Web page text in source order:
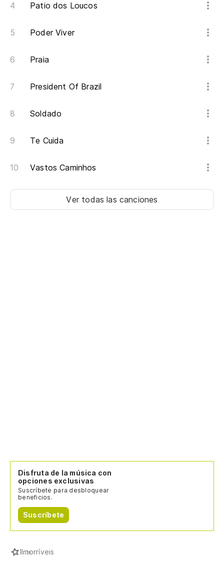
Patio dos Loucos
Poder Viver
Praia
President Of Brazil
Soldado
Te Cuida
Vastos Caminhos
Ver todas las canciones
Disfruta de la música con
opciones exclusivas
Suscríbete para desbloquear
beneficios.
Suscríbete
IImorríveis